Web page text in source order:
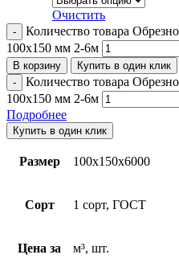
Очистить
Количество товара
100х150 мм 2-6м
В корзину Купить в один клик
Количество товара
100х150 мм 2-6м
Подробнее
Купить в один клик
Размер 100х150х6000
Сорт 1 сорт, ГОСТ
Цена за м³, шт.